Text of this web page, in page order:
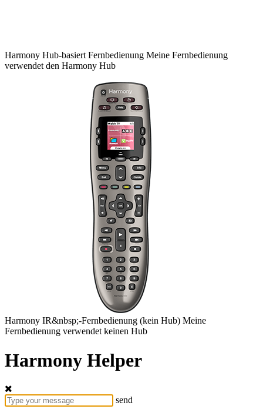
Harmony Hub-basiertFernbedienung Meine Fernbedienung
verwendet den Harmony Hub
Harmony IR&nbsp;-Fernbedienung (kein Hub) Meine
Fernbedienung verwendet keinen Hub
Harmony Helper
send